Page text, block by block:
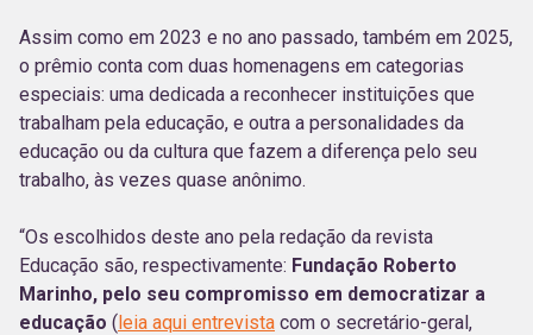
Assim como em 2023 e no ano passado, também em 2025,
o prêmio conta com duas homenagens em categorias
especiais: uma dedicada a reconhecer instituições que
trabalham pela educação, e outra a personalidades da
educação ou da cultura que fazem a diferença pelo seu
trabalho, às vezes quase anônimo.
“Os escolhidos deste ano pela redação da revista
Educação são, respectivamente: Fundação Roberto
Marinho, pelo seu compromisso em democratizar a
educação (leia aqui entrevista com o secretário-geral,